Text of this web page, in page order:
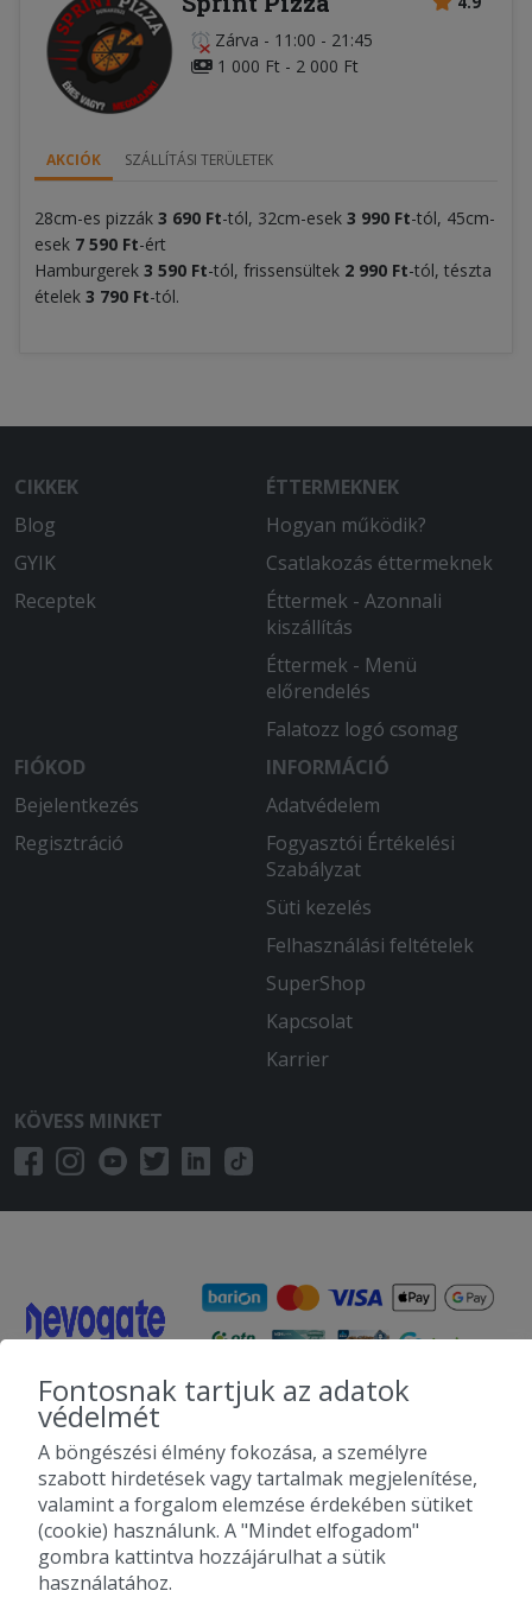
Zárva - 11:00 - 21:45
1 000 Ft - 2 000 Ft
AKCIÓK SZÁLLÍTÁSI TERÜLETEK
28cm-es pizzák 3 690 Ft-tól, 32cm-esek 3 990 Ft-tól, 45cm-
esek 7 590 Ft-ért
Hamburgerek 3 590 Ft-tól, frissensültek 2 990 Ft-tól, tészta
ételek 3 790 Ft-tól.
CIKKEK
Blog
GYIK
Receptek
ÉTTERMEKNEK
Hogyan működik?
Csatlakozás éttermeknek
Éttermek - Azonnali
kiszállítás
Éttermek - Menü
előrendelés
Falatozz logó csomag
FIÓKOD
Bejelentkezés
Regisztráció
INFORMÁCIÓ
Adatvédelem
Fogyasztói Értékelési
Szabályzat
Süti kezelés
Felhasználási feltételek
SuperShop
Kapcsolat
Karrier
KÖVESS MINKET
Fontosnak tartjuk az adatok
védelmét
A böngészési élmény fokozása, a személyre
szabott hirdetések vagy tartalmak megjelenítése,
valamint a forgalom elemzése érdekében sütiket
(cookie) használunk. A "Mindet elfogadom"
gombra kattintva hozzájárulhat a sütik
használatához.